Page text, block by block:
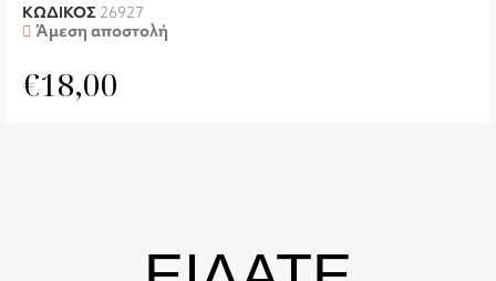
ΚΩΔΙΚΟΣ 26927
Άμεση αποστολή
€18,00